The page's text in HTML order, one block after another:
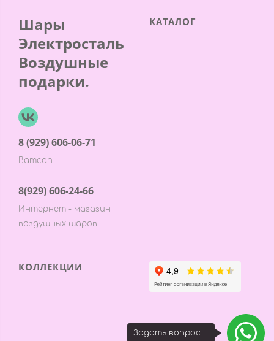
Задать вопрос
Шары
Электросталь
Воздушные
подарки.
8 (929) 606-06-71
Ватсап
8(929) 606-24-66
Интернет - магазин
воздушных шаров
КАТАЛОГ
КОЛЛЕКЦИИ